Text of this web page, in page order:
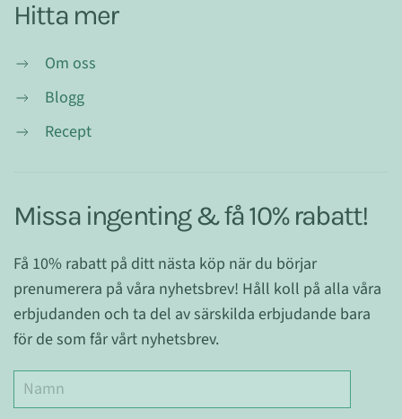
Hitta mer
Om oss
Blogg
Recept
Missa ingenting & få 10% rabatt!
Få 10% rabatt på ditt nästa köp när du börjar
prenumerera på våra nyhetsbrev! Håll koll på alla våra
erbjudanden och ta del av särskilda erbjudande bara
för de som får vårt nyhetsbrev.